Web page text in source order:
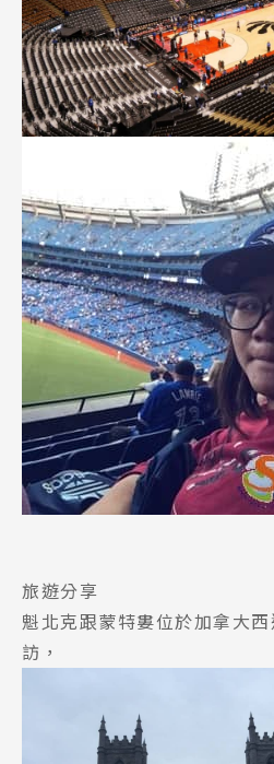
旅遊分享
魁北克跟蒙特婁位於加拿大
訪，